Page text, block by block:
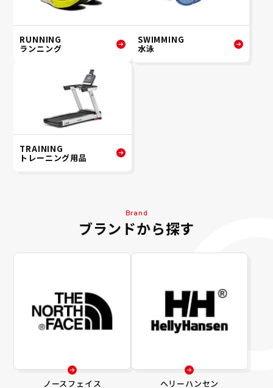
RUNNING
ランニング
SWIMMING
水泳
TRAINING
トレーニング用品
Brand
ブランドから探す
ノースフェイス ヘリーハンセン